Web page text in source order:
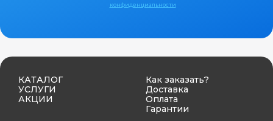
конфиденциальности
КАТАЛОГ
УСЛУГИ
АКЦИИ
Как заказать?
Доставка
Оплата
Гарантии